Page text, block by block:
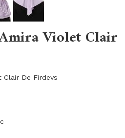
Violet Clair
Clair De Firdevs